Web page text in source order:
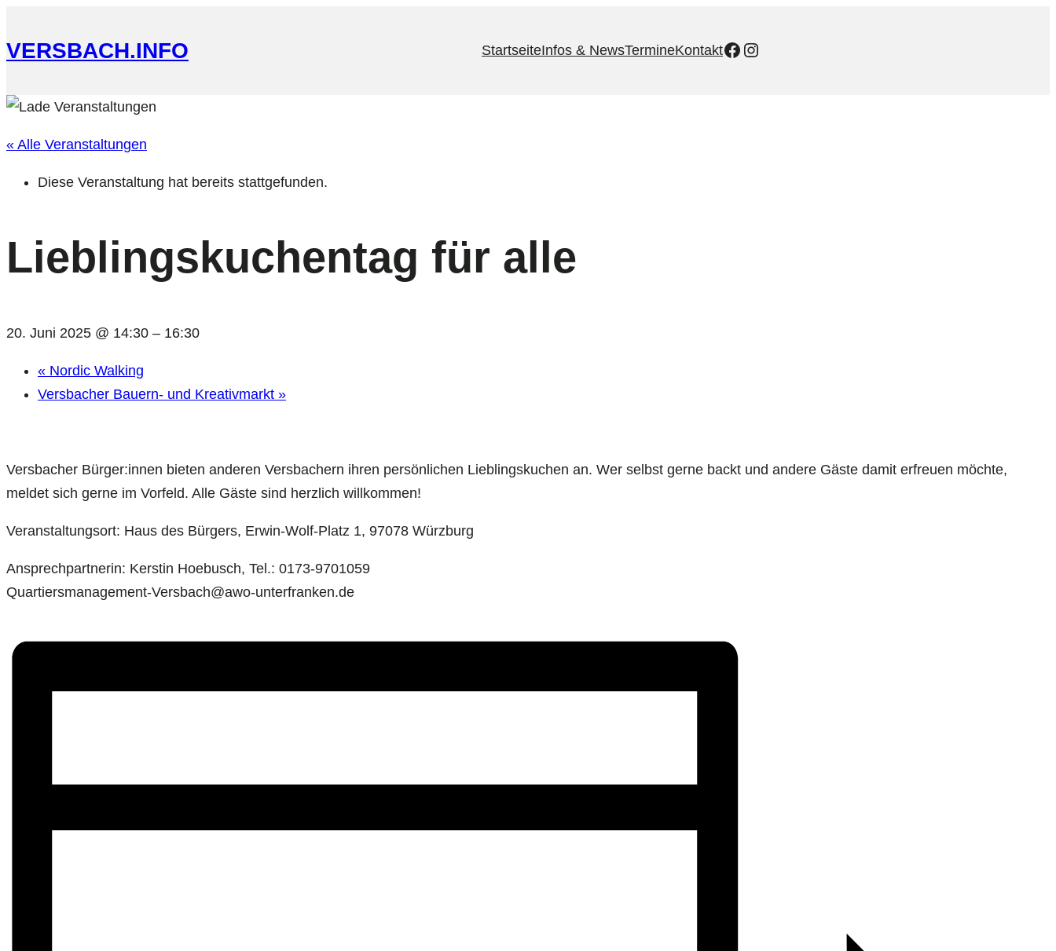
VERSBACH.INFO StartseiteInfos & NewsTermineKontaktFacebook
Instagram
« Alle Veranstaltungen
Diese Veranstaltung hat bereits stattgefunden.
Lieblingskuchentag für alle
20. Juni 2025 @ 14:30 – 16:30
« Nordic Walking
Versbacher Bauern- und Kreativmarkt »
Versbacher Bürger:innen bieten anderen Versbachern ihren persönlichen Lieblingskuchen an. Wer selbst gerne backt und andere Gäste damit erfreuen möchte,
meldet sich gerne im Vorfeld. Alle Gäste sind herzlich willkommen!
Veranstaltungsort: Haus des Bürgers, Erwin-Wolf-Platz 1, 97078 Würzburg
Ansprechpartnerin: Kerstin Hoebusch, Tel.: 0173-9701059
Quartiersmanagement-Versbach@awo-unterfranken.de